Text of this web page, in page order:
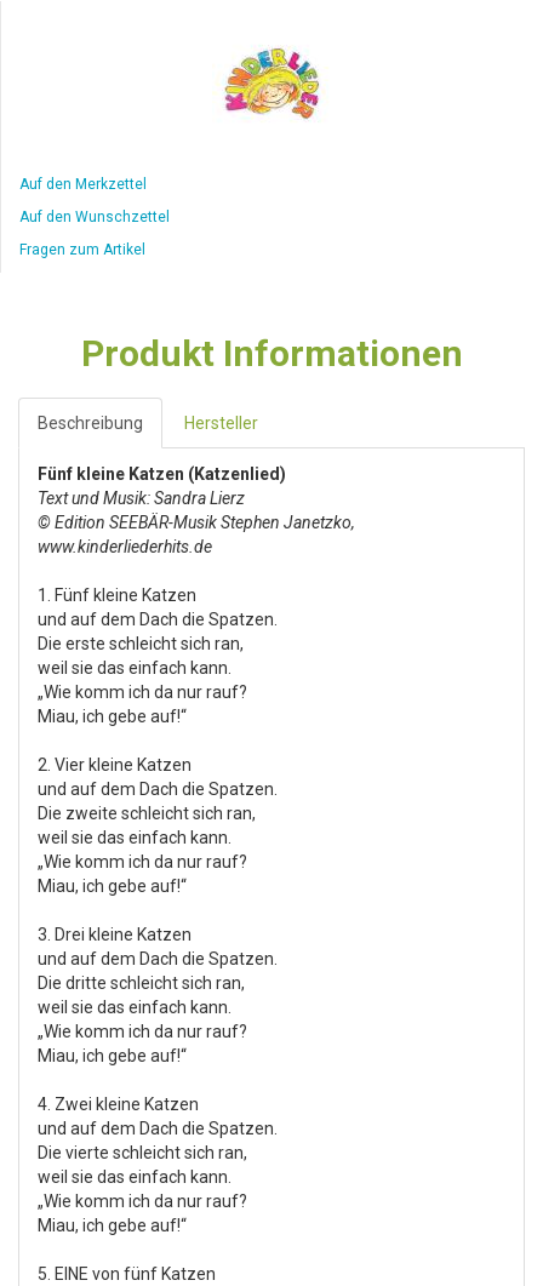
Auf den Merkzettel
Auf den Wunschzettel
Fragen zum Artikel
Produkt Informationen
Beschreibung Hersteller
Fünf kleine Katzen (Katzenlied)
Text und Musik: Sandra Lierz
© Edition SEEBÄR-Musik Stephen Janetzko,
www.kinderliederhits.de
1. Fünf kleine Katzen
und auf dem Dach die Spatzen.
Die erste schleicht sich ran,
weil sie das einfach kann.
„Wie komm ich da nur rauf?
Miau, ich gebe auf!“
2. Vier kleine Katzen
und auf dem Dach die Spatzen.
Die zweite schleicht sich ran,
weil sie das einfach kann.
„Wie komm ich da nur rauf?
Miau, ich gebe auf!“
3. Drei kleine Katzen
und auf dem Dach die Spatzen.
Die dritte schleicht sich ran,
weil sie das einfach kann.
„Wie komm ich da nur rauf?
Miau, ich gebe auf!“
4. Zwei kleine Katzen
und auf dem Dach die Spatzen.
Die vierte schleicht sich ran,
weil sie das einfach kann.
„Wie komm ich da nur rauf?
Miau, ich gebe auf!“
5. EINE von fünf Katzen